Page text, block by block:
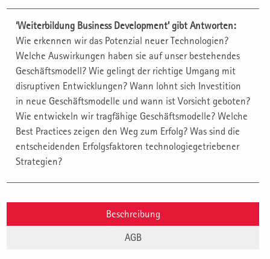
‘Weiterbildung Business Development’ gibt Antworten:
Wie erkennen wir das Potenzial neuer Technologien?
Welche Auswirkungen haben sie auf unser bestehendes
Geschäftsmodell? Wie gelingt der richtige Umgang mit
disruptiven Entwicklungen? Wann lohnt sich Investition
in neue Geschäftsmodelle und wann ist Vorsicht geboten?
Wie entwickeln wir tragfähige Geschäftsmodelle? Welche
Best Practices zeigen den Weg zum Erfolg? Was sind die
entscheidenden Erfolgsfaktoren technologiegetriebener
Strategien?
Beschreibung
AGB